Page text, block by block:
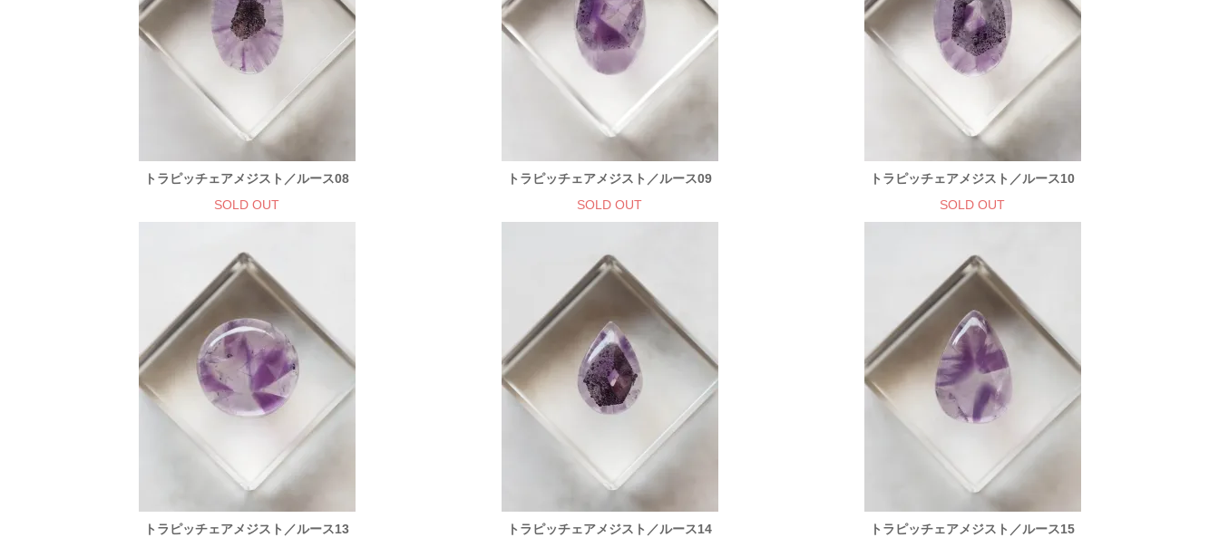
トラピッチェアメジスト／ルース08
SOLD OUT
トラピッチェアメジスト／ルース09
SOLD OUT
トラピッチェアメジスト／ルース10
SOLD OUT
トラピッチェアメジスト／ルース13
トラピッチェアメジスト／ルース14
トラピッチェアメジスト／ルース15